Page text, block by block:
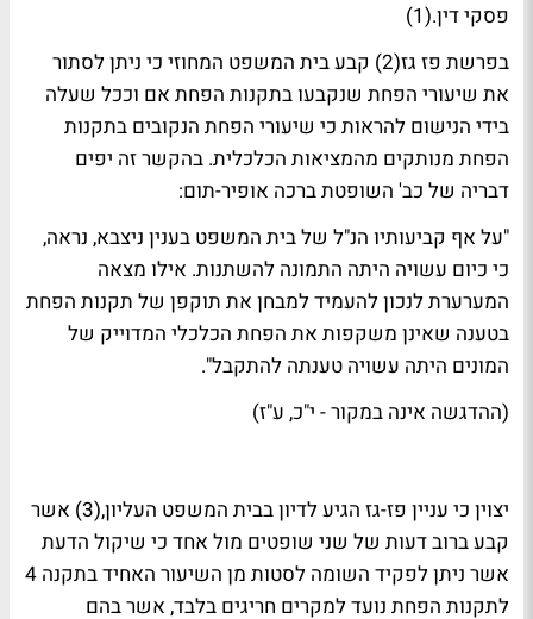
פסקי דין.(1)
בפרשת פז גז(2) קבע בית המשפט המחוזי כי ניתן לסתור
את שיעורי הפחת שנקבעו בתקנות הפחת אם וככל שעלה
בידי הנישום להראות כי שיעורי הפחת הנקובים בתקנות
הפחת מנותקים מהמציאות הכלכלית. בהקשר זה יפים
דבריה של כב' השופטת ברכה אופיר-תום:
"על אף קביעותיו הנ"ל של בית המשפט בענין ניצבא, נראה,
כי כיום עשויה היתה התמונה להשתנות. אילו מצאה
המערערת לנכון להעמיד למבחן את תוקפן של תקנות הפחת
בטענה שאינן משקפות את הפחת הכלכלי המדוייק של
המונים היתה עשויה טענתה להתקבל".
(ההדגשה אינה במקור - י"כ, ע"ז)
יצוין כי עניין פז-גז הגיע לדיון בבית המשפט העליון,(3) אשר
קבע ברוב דעות של שני שופטים מול אחד כי שיקול הדעת
אשר ניתן לפקיד השומה לסטות מן השיעור האחיד בתקנה 4
לתקנות הפחת נועד למקרים חריגים בלבד, אשר בהם